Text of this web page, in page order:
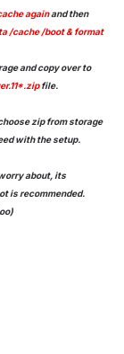
againand then
/cache /boot & format
and copy over to
file.
zip from storage
with the setup.
about, its
is recommended.